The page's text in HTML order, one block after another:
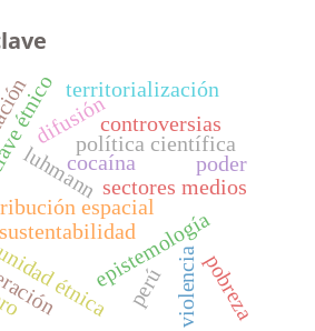
espacial
étnicaepistemología
luhmanncocaína
política científica
difusióncontroversias
sustentabilidad
territorialización
violencia
sectores medios
pobreza
poder
perú